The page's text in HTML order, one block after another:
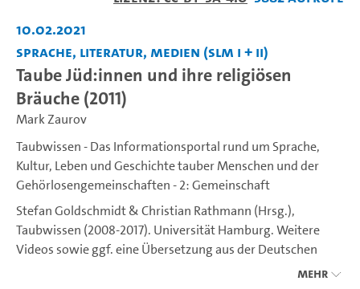
10.02.2021
Sprache, Literatur, Medien (SLM I + II)
Taube Jüd:innen und ihre religiösen
Bräuche (2011)
Mark Zaurov
Taubwissen - Das Informationsportal rund um Sprache,
Kultur, Leben und Geschichte tauber Menschen und der
Gehörlosengemeinschaften - 2: Gemeinschaft
Stefan Goldschmidt & Christian Rathmann (Hrsg.),
Taubwissen (2008-2017). Universität Hamburg. Weitere
Videos sowie ggf. eine Übersetzung aus der Deutschen
Mehr